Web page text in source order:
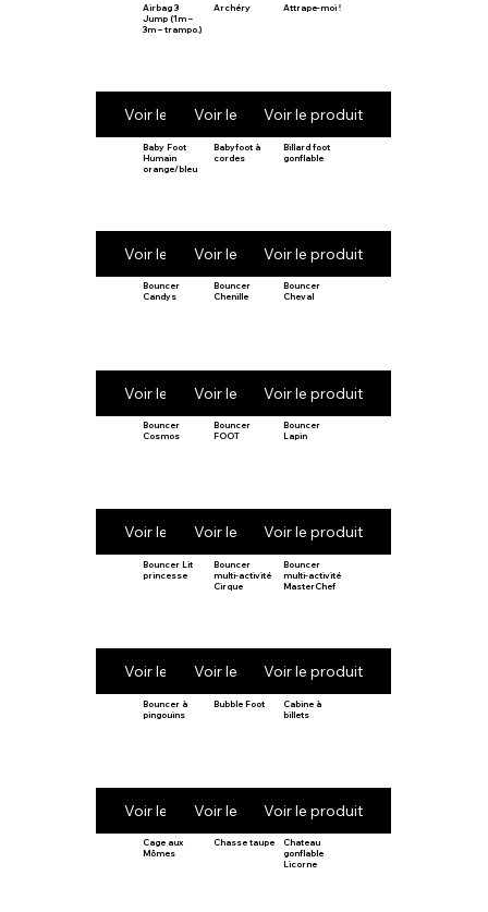
Airbag 3
Jump (1m –
3m – trampo.)
Voir le produit
Archéry
Voir le produit
Attrape-moi !
Voir le produit
Baby Foot
Humain
orange/bleu
Voir le produit
Babyfoot à
cordes
Voir le produit
Billard foot
gonflable
Voir le produit
Bouncer
Candys
Voir le produit
Bouncer
Chenille
Voir le produit
Bouncer
Cheval
Voir le produit
Bouncer
Cosmos
Voir le produit
Bouncer
FOOT
Voir le produit
Bouncer
Lapin
Voir le produit
Bouncer Lit
princesse
Voir le produit
Bouncer
multi-activité
Cirque
Voir le produit
Bouncer
multi-activité
MasterChef
Voir le produit
Bouncer à
pingouins
Voir le produit
Bubble Foot
Voir le produit
Cabine à
billets
Voir le produit
Cage aux
Mômes
Chasse taupe
Chateau
gonflable
Licorne